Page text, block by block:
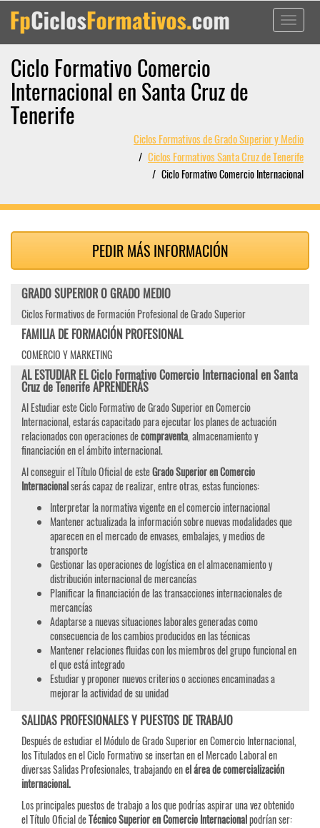
Toggle
Ciclo Formativo Comercio
Internacional en Santa Cruz de
Tenerife
Ciclos Formativos de Grado Superior y Medio
Ciclos Formativos Santa Cruz de Tenerife
Ciclo Formativo Comercio Internacional
PEDIR MÁS INFORMACIÓN
GRADO SUPERIOR O GRADO MEDIO
Ciclos Formativos de Formación Profesional de Grado Superior
FAMILIA DE FORMACIÓN PROFESIONAL
COMERCIO Y MARKETING
AL ESTUDIAR EL Ciclo Formativo Comercio Internacional en Santa
Cruz de Tenerife APRENDERÁS
Al Estudiar este Ciclo Formativo de Grado Superior en Comercio
Internacional, estarás capacitado para ejecutar los planes de actuación
relacionados con operaciones decompraventa, almacenamiento y
financiación en el ámbito internacional.
Al conseguir el Título Oficial de esteGrado Superior en Comercio
Internacionalserás capaz de realizar, entre otras, estas funciones:
Interpretar la normativa vigente en el comercio internacional
Mantener actualizada la información sobre nuevas modalidades que
aparecen en el mercado de envases, embalajes, y medios de
transporte
Gestionar las operaciones de logística en el almacenamiento y
distribución internacional de mercancías
Planificar la financiación de las transacciones internacionales de
mercancías
Adaptarse a nuevas situaciones laborales generadas como
consecuencia de los cambios producidos en las técnicas
Mantener relaciones fluidas con los miembros del grupo funcional en
el que está integrado
Estudiar y proponer nuevos criterios o acciones encaminadas a
mejorar la actividad de su unidad
SALIDAS PROFESIONALES Y PUESTOS DE TRABAJO
Después de estudiar el Módulo de Grado Superior en Comercio Internacional,
los Titulados en el Ciclo Formativo se insertan en el Mercado Laboral en
diversas Salidas Profesionales, trabajando enel área de comercialización
internacional.
Los principales puestos de trabajo a los que podrías aspirar una vez obtenido
el Título Oficial deTécnico Superior en Comercio Internacionalpodrían ser: